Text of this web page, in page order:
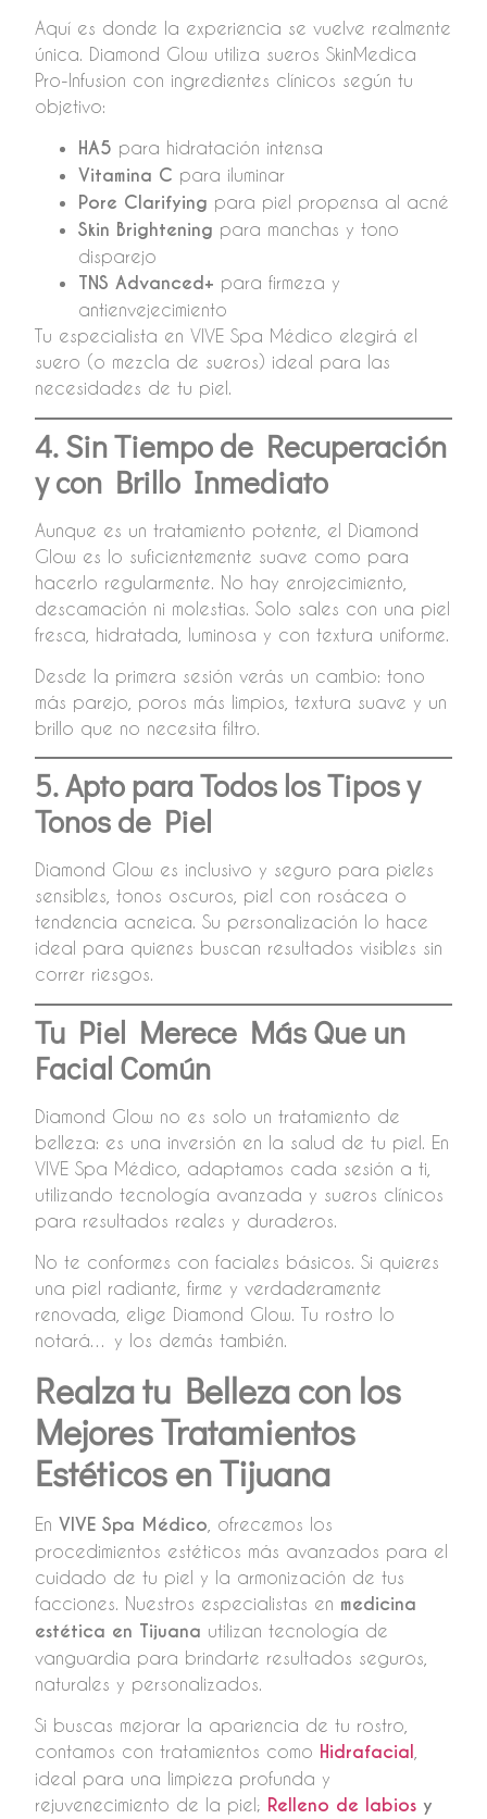
Aquí es donde la experiencia se vuelve realmente
única. Diamond Glow utiliza sueros SkinMedica
Pro-Infusion con ingredientes clínicos según tu
objetivo:
HA5 para hidratación intensa
Vitamina C para iluminar
Pore Clarifying para piel propensa al acné
Skin Brightening para manchas y tono
disparejo
TNS Advanced+ para firmeza y
antienvejecimiento
Tu especialista en VIVE Spa Médico elegirá el
suero (o mezcla de sueros) ideal para las
necesidades de tu piel.
4. Sin Tiempo de Recuperación
y con Brillo Inmediato
Aunque es un tratamiento potente, el Diamond
Glow es lo suficientemente suave como para
hacerlo regularmente. No hay enrojecimiento,
descamación ni molestias. Solo sales con una piel
fresca, hidratada, luminosa y con textura uniforme.
Desde la primera sesión verás un cambio: tono
más parejo, poros más limpios, textura suave y un
brillo que no necesita filtro.
5. Apto para Todos los Tipos y
Tonos de Piel
Diamond Glow es inclusivo y seguro para pieles
sensibles, tonos oscuros, piel con rosácea o
tendencia acneica. Su personalización lo hace
ideal para quienes buscan resultados visibles sin
correr riesgos.
Tu Piel Merece Más Que un
Facial Común
Diamond Glow no es solo un tratamiento de
belleza: es una inversión en la salud de tu piel. En
VIVE Spa Médico, adaptamos cada sesión a ti,
utilizando tecnología avanzada y sueros clínicos
para resultados reales y duraderos.
No te conformes con faciales básicos. Si quieres
una piel radiante, firme y verdaderamente
renovada, elige Diamond Glow. Tu rostro lo
notará… y los demás también.
Realza tu Belleza con los
Mejores Tratamientos
Estéticos en Tijuana
En VIVE Spa Médico , ofrecemos los
procedimientos estéticos más avanzados para el
cuidado de tu piel y la armonización de tus
facciones. Nuestros especialistas en medicina
estética en Tijuana utilizan tecnología de
vanguardia para brindarte resultados seguros,
naturales y personalizados.
Si buscas mejorar la apariencia de tu rostro,
contamos con tratamientos como Hidrafacial
ideal para una limpieza profunda y
rejuvenecimiento de la piel; Relleno de labios y